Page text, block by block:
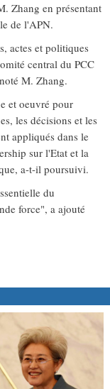
PHOTOS
Zhang en présentant
de l'APN.
actes et politiques
central du PCC
M. Zhang.
et oeuvré pour
les décisions et les
appliqués dans le
sur l'Etat et la
a-t-il poursuivi.
du
force", a ajouté